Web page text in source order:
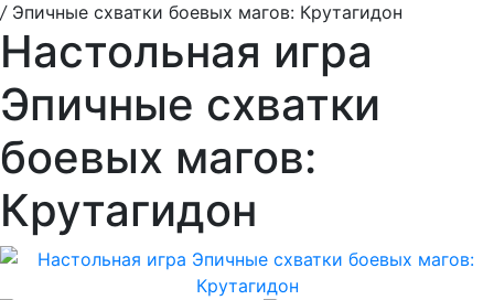
/ Эпичные схватки боевых магов: Крутагидон
Настольная игра
Эпичные схватки
боевых магов:
Крутагидон